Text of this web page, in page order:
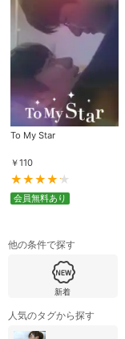
To My Star
￥110
会員無料あり
他の条件で探す
新着
人気のタグから探す